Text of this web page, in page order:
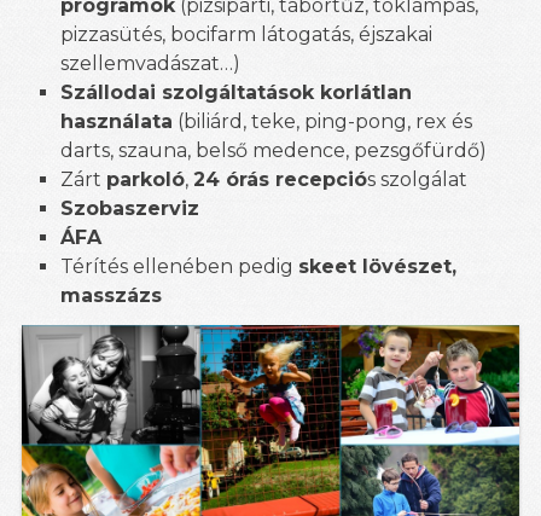
programok(pizsiparti, tábortűz, töklámpás,
pizzasütés, bocifarm látogatás, éjszakai
szellemvadászat…)
Szállodai szolgáltatások korlátlan
használata (biliárd, teke, ping-pong, rex és
darts, szauna, belső medence, pezsgőfürdő)
Zárt parkoló, 24 órás recepciós szolgálat
Szobaszerviz
ÁFA
Térítés ellenében pedig skeet lövészet,
masszázs